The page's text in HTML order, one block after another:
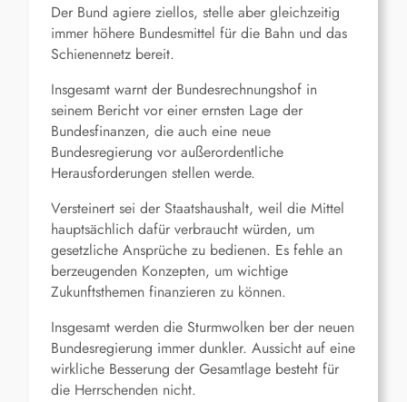
Der Bund agiere ziellos, stelle aber gleichzeitig
immer höhere Bundesmittel für die Bahn und das
Schienennetz bereit.
Insgesamt warnt der Bundesrechnungshof in
seinem Bericht vor einer ernsten Lage der
Bundesfinanzen, die auch eine neue
Bundesregierung vor außerordentliche
Herausforderungen stellen werde.
Versteinert sei der Staatshaushalt, weil die Mittel
hauptsächlich dafür verbraucht würden, um
gesetzliche Ansprüche zu bedienen. Es fehle an
berzeugenden Konzepten, um wichtige
Zukunftsthemen finanzieren zu können.
Insgesamt werden die Sturmwolken ber der neuen
Bundesregierung immer dunkler. Aussicht auf eine
wirkliche Besserung der Gesamtlage besteht für
die Herrschenden nicht.